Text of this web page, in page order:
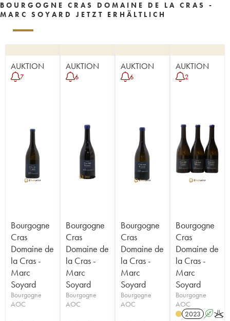
BOURGOGNE CRAS DOMAINE DE LA CRAS -
MARC SOYARD JETZT ERHÄLTLICH
AUKTION
7
Bourgogne
Cras
Domaine de
la Cras -
Marc
Soyard
Bourgogne
AOC
AUKTION
6
Bourgogne
Cras
Domaine de
la Cras -
Marc
Soyard
Bourgogne
AOC
AUKTION
6
Bourgogne
Cras
Domaine de
la Cras -
Marc
Soyard
Bourgogne
AOC
AUKTION
2
Bourgogne
Cras
Domaine de
la Cras -
Marc
Soyard
Bourgogne
AOC
2023 AK